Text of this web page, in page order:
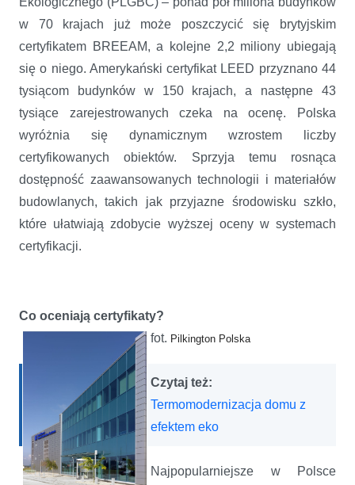
w 70 krajach już może poszczycić się brytyjskim
certyfikatem BREEAM, a kolejne 2,2 miliony ubiegają
się o niego. Amerykański certyfikat LEED przyznano 44
tysiącom budynków w 150 krajach, a następne 43
tysiące zarejestrowanych czeka na ocenę. Polska
wyróżnia się dynamicznym wzrostem liczby
certyfikowanych obiektów. Sprzyja temu rosnąca
dostępność zaawansowanych technologii i materiałów
budowlanych, takich jak przyjazne środowisku szkło,
które ułatwiają zdobycie wyższej oceny w systemach
certyfikacji.
Co oceniają certyfikaty?
fot. Pilkington Polska
Czytaj też:
Termomodernizacja domu z
efektem eko
Najpopularniejsze w Polsce